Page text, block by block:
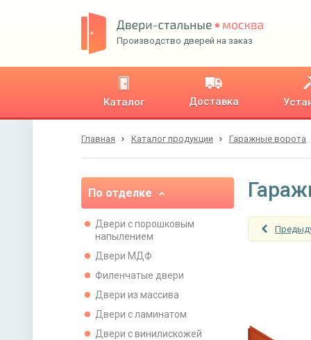
Производство дверей на заказ
Каталог Доставка
Главная Каталог продукции Гаражные ворота
По отделке
Двери с порошковым
напылением
Двери МДФ
Филенчатые двери
Двери из массива
Двери с ламинатом
Двери с винилискожей